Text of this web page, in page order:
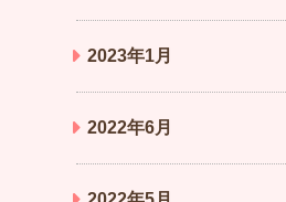
2023年1月
2022年6月